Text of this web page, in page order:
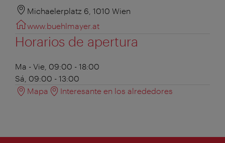
Michaelerplatz 6, 1010 Wien
www.buehlmayer.at
Horarios de apertura
Ma - Vie, 09:00 - 18:00
Sá, 09:00 - 13:00
Mapa
Interesante en los alrededores